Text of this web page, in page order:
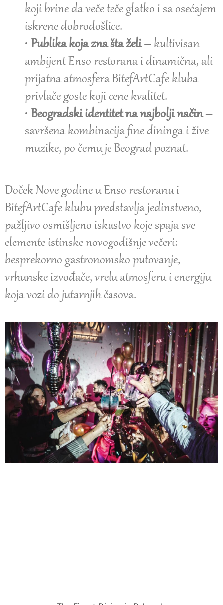
koji brine da veče teče glatko i sa osećajem
iskrene dobrodošlice.
• Publika koja zna šta želi– kultivisan
ambijent Enso restorana i dinamična, ali
prijatna atmosfera BitefArtCafe kluba
privlače goste koji cene kvalitet.
• Beogradski identitet na najbolji način–
savršena kombinacija fine dininga i žive
muzike, po čemu je Beograd poznat.
Doček Nove godine u Enso restoranu i
BitefArtCafe klubu predstavlja jedinstveno,
pažljivo osmišljeno iskustvo koje spaja sve
elemente istinske novogodišnje večeri:
besprekorno gastronomsko putovanje,
vrhunske izvođače, vrelu atmosferu i energiju
koja vozi do jutarnjih časova.